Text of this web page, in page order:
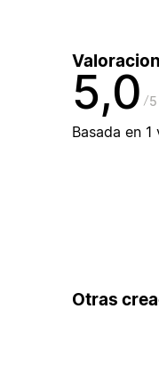
5,0 5
Basada en
Otras